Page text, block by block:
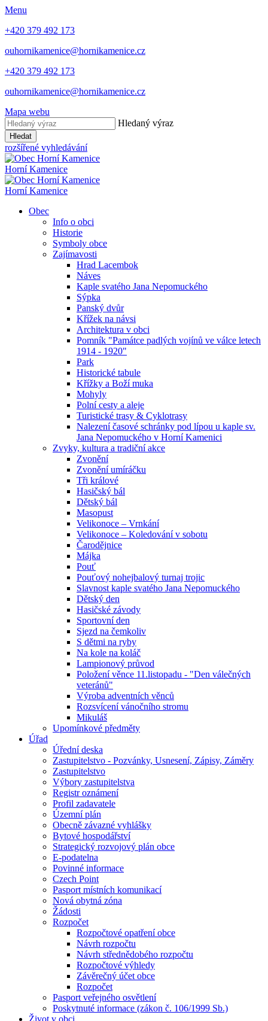
Menu
+420 379 492 173
ouhornikamenice@hornikamenice.cz
+420 379 492 173
ouhornikamenice@hornikamenice.cz
Mapa webu
Hledaný výraz
Hledat
rozšířené vyhledávání
Horní Kamenice
Horní Kamenice
Obec
Info o obci
Historie
Symboly obce
Zajímavosti
Hrad Lacembok
Náves
Kaple svatého Jana Nepomuckého
Sýpka
Panský dvůr
Křížek na návsi
Architektura v obci
Pomník "Památce padlých vojínů ve válce letech
1914 - 1920"
Park
Historické tabule
Křížky a Boží muka
Mohyly
Polní cesty a aleje
Turistické trasy & Cyklotrasy
Nalezení časové schránky pod lípou u kaple sv.
Jana Nepomuckého v Horní Kamenici
Zvyky, kultura a tradiční akce
Zvonění
Zvonění umíráčku
Tři králové
Hasičský bál
Dětský bál
Masopust
Velikonoce – Vrnkání
Velikonoce – Koledování v sobotu
Čarodějnice
Májka
Pouť
Pouťový nohejbalový turnaj trojic
Slavnost kaple svatého Jana Nepomuckého
Dětský den
Hasičské závody
Sportovní den
Sjezd na čemkoliv
S dětmi na ryby
Na kole na koláč
Lampionový průvod
Položení věnce 11.listopadu - "Den válečných
veteránů"
Výroba adventních věnců
Rozsvícení vánočního stromu
Mikuláš
Upomínkové předměty
Úřad
Úřední deska
Zastupitelstvo - Pozvánky, Usnesení, Zápisy, Záměry
Zastupitelstvo
Výbory zastupitelstva
Registr oznámení
Profil zadavatele
Územní plán
Obecně závazné vyhlášky
Bytové hospodářství
Strategický rozvojový plán obce
E-podatelna
Povinné informace
Czech Point
Pasport místních komunikací
Nová obytná zóna
Žádosti
Rozpočet
Rozpočtové opatření obce
Návrh rozpočtu
Návrh střednědobého rozpočtu
Rozpočtové výhledy
Závěrečný účet obce
Rozpočet
Pasport veřejného osvětlení
Poskytnuté informace (zákon č. 106/1999 Sb.)
Život v obci